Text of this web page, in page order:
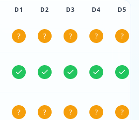
D1 D2 D3 D4 D5
? ? ? ? ?
? ? ? ? ?